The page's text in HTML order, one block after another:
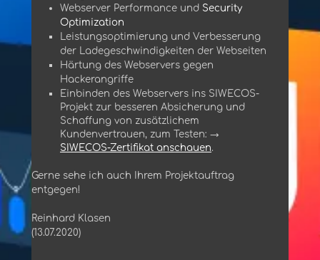
Webserver Performance und Security
Optimization
Leistungsoptimierung und Verbesserung
der Ladegeschwindigkeiten der Webseiten
Härtung des Webservers gegen
Hackerangriffe
Einbinden des Webservers ins SIWECOS-
Projekt zur besseren Absicherung und
Schaffung von zusätzlichem
Kundenvertrauen, zum Testen: →
SIWECOS-Zertifikat anschauen.
Gerne sehe ich auch Ihrem Projektauftrag
entgegen!
Reinhard Klasen
(13.07.2020)